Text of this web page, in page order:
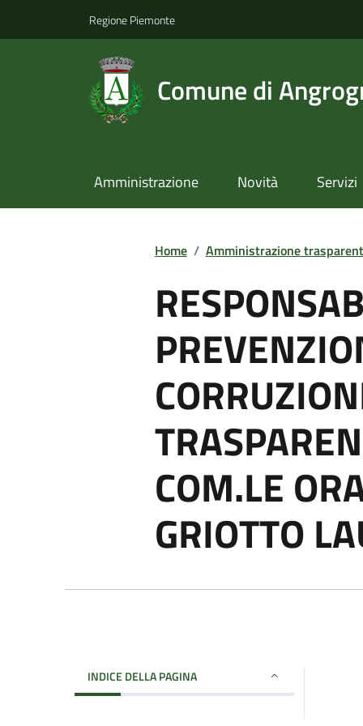
Regione Piemonte
Comune di
Amministrazione Novità Servizi
Home / Amministrazione
COM.LE
GRIOTTO
INDICE DELLA PAGINA